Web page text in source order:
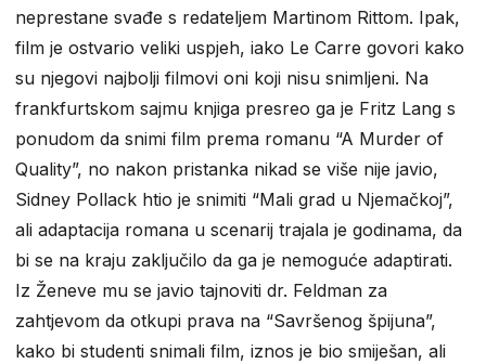
neprestane svađe s redateljem Martinom Rittom. Ipak,
film je ostvario veliki uspjeh, iako Le Carre govori kako
su njegovi najbolji filmovi oni koji nisu snimljeni. Na
frankfurtskom sajmu knjiga presreo ga je Fritz Lang s
ponudom da snimi film prema romanu “A Murder of
Quality”, no nakon pristanka nikad se više nije javio,
Sidney Pollack htio je snimiti “Mali grad u Njemačkoj”,
ali adaptacija romana u scenarij trajala je godinama, da
bi se na kraju zaključilo da ga je nemoguće adaptirati.
Iz Ženeve mu se javio tajnoviti dr. Feldman za
zahtjevom da otkupi prava na “Savršenog špijuna”,
kako bi studenti snimali film, iznos je bio smiješan, ali